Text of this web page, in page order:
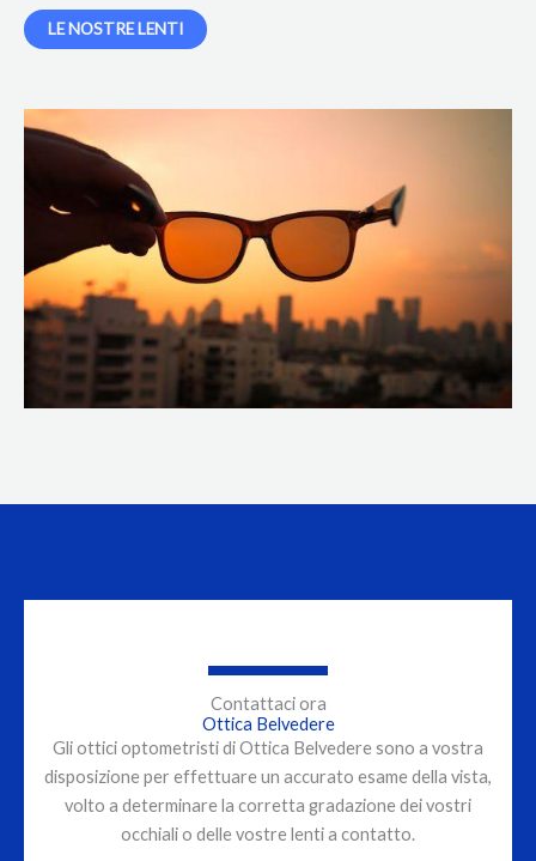
LE NOSTRE LENTI
Contattaci ora
Ottica Belvedere
Gli ottici optometristi di Ottica Belvedere sono a vostra
disposizione per effettuare un accurato esame della vista,
volto a determinare la corretta gradazione dei vostri
occhiali o delle vostre lenti a contatto.